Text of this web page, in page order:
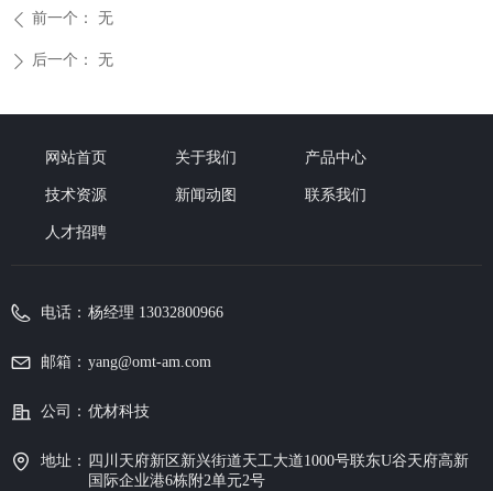
ꄴ 前一个： 无
ꄲ 后一个： 无
电话： 杨经理 13032800966
邮箱： yang@omt-am.com
公司： 优材科技
地址： 四川天府新区新兴街道天工大道1000号联东U谷天府高新
国际企业港6栋附2单元2号
网站首页 关于我们 产品中心
技术资源 新闻动图 联系我们
人才招聘